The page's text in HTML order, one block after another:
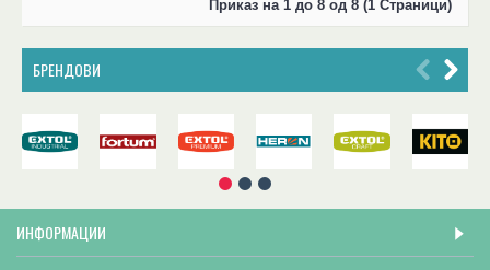
Приказ на 1 до 8 од 8 (1 Страници)
БРЕНДОВИ
ИНФОРМАЦИИ